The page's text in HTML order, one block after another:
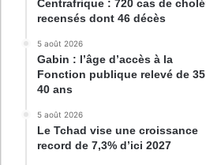
Centrafrique : 720 cas de
recensés dont 46 décès
5 août 2026
Gabin : l’âge d’accès à la
Fonction publique relevé de
40 ans
5 août 2026
Le Tchad vise une croissance
record de 7,3% d’ici 2027